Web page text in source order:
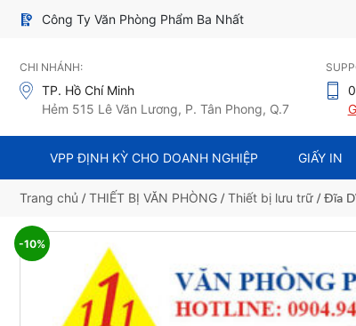
Công Ty Văn Phòng Phẩm Ba Nhất
CHI NHÁNH:
TP. Hồ Chí Minh
Hẻm 515 Lê Văn Lương, P. Tân Phong, Q.7
VPP ĐỊNH KỲ CHO DOANH NGHIỆP GIẤY IN
Trang chủ /THIẾT BỊ VĂN PHÒNG /Thiết bị lưu trữ / Đĩa
-10%